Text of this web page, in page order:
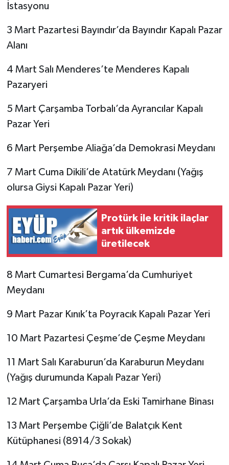
İstasyonu
3 Mart Pazartesi Bayındır’da Bayındır Kapalı Pazar
Alanı
4 Mart Salı Menderes’te Menderes Kapalı
Pazaryeri
5 Mart Çarşamba Torbalı’da Ayrancılar Kapalı
Pazar Yeri
6 Mart Perşembe Aliağa’da Demokrasi Meydanı
7 Mart Cuma Dikili’de Atatürk Meydanı (Yağış
olursa Giysi Kapalı Pazar Yeri)
Protürk ile kritik ilaçlar
artık ülkemizde
üretilecek
8 Mart Cumartesi Bergama’da Cumhuriyet
Meydanı
9 Mart Pazar Kınık’ta Poyracık Kapalı Pazar Yeri
10 Mart Pazartesi Çeşme’de Çeşme Meydanı
11 Mart Salı Karaburun’da Karaburun Meydanı
(Yağış durumunda Kapalı Pazar Yeri)
12 Mart Çarşamba Urla’da Eski Tamirhane Binası
13 Mart Perşembe Çiğli’de Balatçık Kent
Kütüphanesi (8914/3 Sokak)